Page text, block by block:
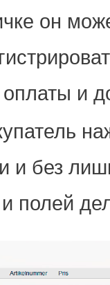
он
и
и без
полей